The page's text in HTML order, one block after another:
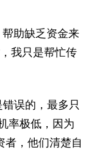
帮助缺乏资金来
我只是帮忙传
错误的，最多只
率极低，因为
者，他们清楚自